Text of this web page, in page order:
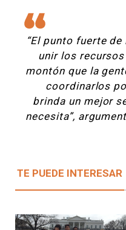
“El punto fuerte
unir los recursos
montón que la
coordinarlos
brinda un mejor
necesita”,
TE PUEDE INTERESAR